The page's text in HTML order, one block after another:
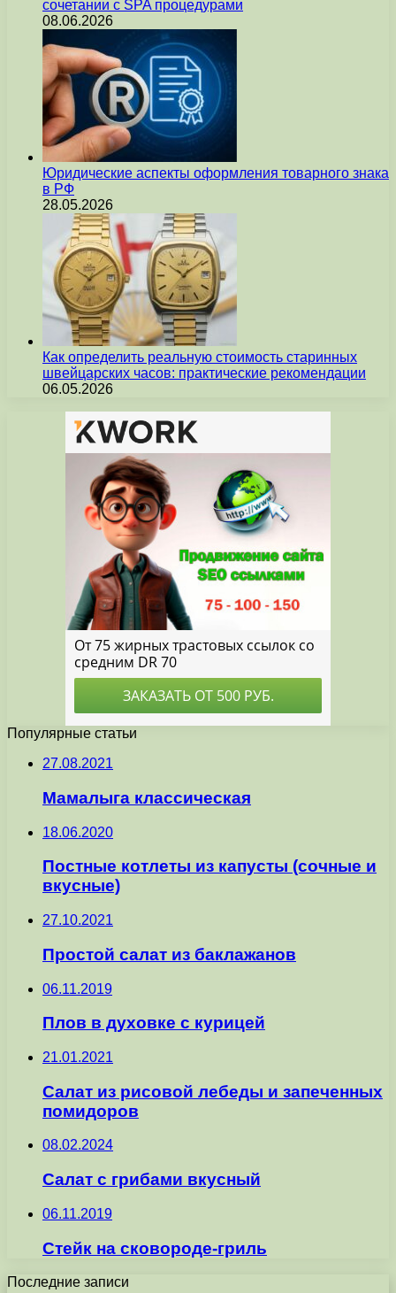
сочетании с SPA процедурами
08.06.2026
Юридические аспекты оформления товарного знака
в РФ
28.05.2026
Как определить реальную стоимость старинных
швейцарских часов: практические рекомендации
06.05.2026
Популярные статьи
27.08.2021
Мамалыга классическая
18.06.2020
Постные котлеты из капусты (сочные и
вкусные)
27.10.2021
Простой салат из баклажанов
06.11.2019
Плов в духовке с курицей
21.01.2021
Салат из рисовой лебеды и запеченных
помидоров
08.02.2024
Салат с грибами вкусный
06.11.2019
Стейк на сковороде-гриль
Последние записи